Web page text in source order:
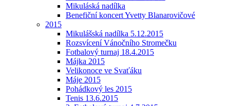
Mikuláská nadílka
Benefiční koncert Yvetty Blanarovičové
2015
Mikulášská nadílka 5.12.2015
Rozsvícení Vánočního Stromečku
Fotbalový turnaj 18.4.2015
Májka 2015
Velikonoce ve Svaťáku
Máje 2015
Pohádkový les 2015
Tenis 13.6.2015